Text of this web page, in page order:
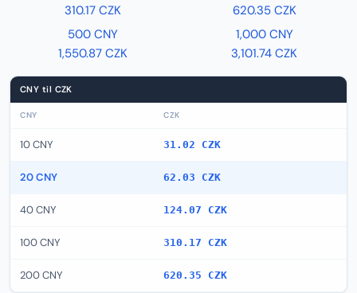
310.17 CZK
620.35 CZK
500 CNY
1,550.87 CZK
1,000 CNY
3,101.74 CZK
CNY til CZK
CNY CZK
10 CNY 31.02 CZK
20 CNY 62.03 CZK
40 CNY 124.07 CZK
100 CNY 310.17 CZK
200 CNY 620.35 CZK